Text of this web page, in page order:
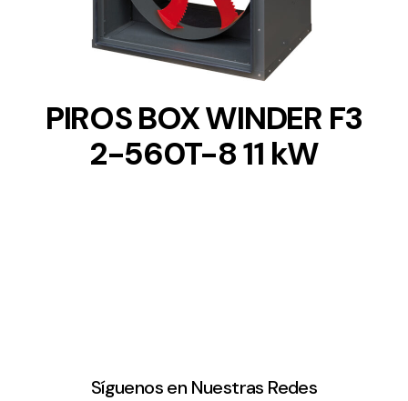
PIROS BOX WINDER F3
2-560T-8 11 kW
Síguenos en Nuestras Redes